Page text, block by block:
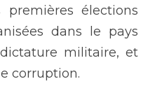
élections
dans le pays
militaire, et
corruption.